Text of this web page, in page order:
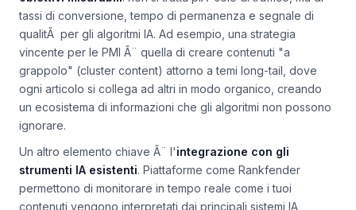
predittiva e creativitÃ umana. Il primo passo Ã¨definire
obiettivi misurabili: non si tratta piÃ¹ solo di traffico, ma di
tassi di conversione, tempo di permanenza e segnale di
qualitÃ per gli algoritmi IA. Ad esempio, una strategia
vincente per le PMI Ã¨ quella di creare contenuti "a
grappolo" (cluster content) attorno a temi long-tail, dove
ogni articolo si collega ad altri in modo organico, creando
un ecosistema di informazioni che gli algoritmi non possono
ignorare.
Un altro elemento chiave Ã¨ l'integrazione con gli